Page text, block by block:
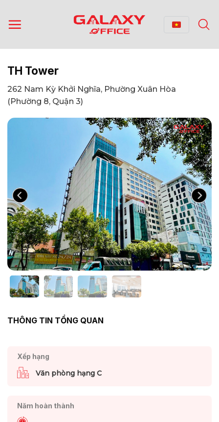
qua
nội
TH Tower
262 Nam Kỳ Khởi Nghĩa, Phường Xuân Hòa
(Phường 8, Quận 3)
THÔNG TIN TỔNG QUAN
Xếp hạng
Văn phòng hạng C
Năm hoàn thành